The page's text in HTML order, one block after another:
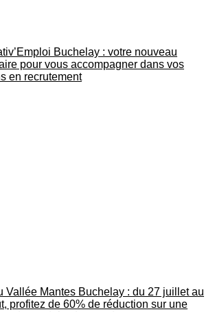
Buchelay : votre nouveau
pour vous accompagner dans vos
en recrutement
Vallée Mantes Buchelay : du 27 juillet au
profitez de 60% de réduction sur une